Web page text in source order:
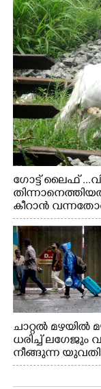
ഗോട്ട് ലൈഫ്
കീറാൻ
വേണ്ടിയായി
നിന്നുള്ള കാഴ്ച
ചാറ്റൽ മഴയിൽ
ധരിച്ച് ലഗേജും
നീങ്ങുന്ന
എറണാകുളം